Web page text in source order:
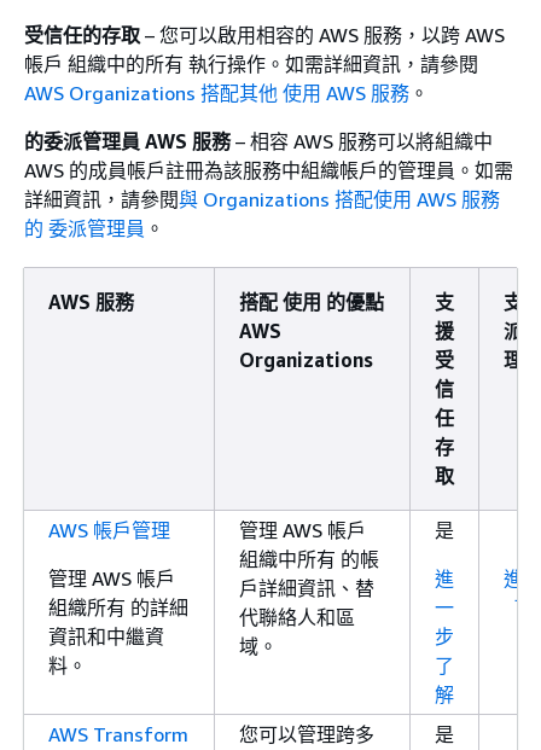
受信任的存取 – 您可以啟用相容的 AWS 服務，以跨 AWS
帳戶 組織中的所有 執行操作。如需詳細資訊，請參閱
AWS Organizations 搭配其他 使用 AWS 服務 。
的委派管理員 AWS 服務– 相容 AWS 服務可以將組織中
AWS 的成員帳戶註冊為該服務中組織帳戶的管理員。如需
詳細資訊，請參閱與 Organizations 搭配使用 AWS 服務
的 委派管理員 。
AWS 服務
搭配 使用 的優點
AWS
Organizations
支
援
受
信
任
存
取
支
派
理員
AWS 帳戶管理
管理 AWS 帳戶
組織所有 的詳細
資訊和中繼資
料。
管理 AWS 帳戶
組織中所有 的帳
戶詳細資訊、替
代聯絡人和區
域。
是
進
一
步
了
解
進
了
AWS Transform
您可以管理跨多
是